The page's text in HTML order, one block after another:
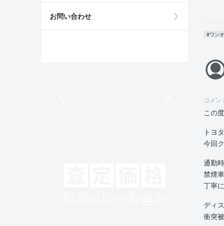
#ワン
コメン
この
トヨ
今回
通勤
禁煙
丁寧
ディ
衝突
お問い合わせ